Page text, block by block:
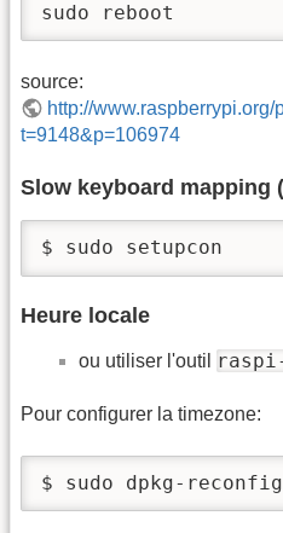
sudo reboot
source:
http://
t=9148&p=106974
Slow keyboard mapping
$ sudo setupcon
Heure locale
ou utiliser l'outil
Pour configurer la timezone:
$ sudo dpkg-